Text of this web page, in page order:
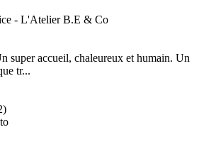
- L'Atelier B.E & Co
super accueil, chaleureux et humain. Un
tr...